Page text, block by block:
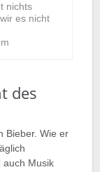
nichts
es nicht
des
Bieber. Wie er
auch Musik